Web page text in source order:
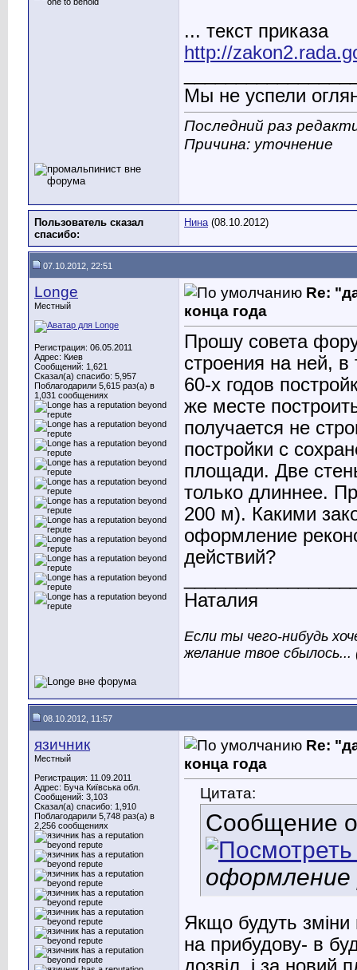
... текст приказа
http://
Мы не успели
Последний раз
Причина: уточнение
Пользователь сказал
cпасибо:
Нина(08.10.2012)
07.10.2012, 22:51
Longe
Местный
Регистрация: 06.05.2011
Адрес: Киев
Сообщений: 1,621
Сказал(а) спасибо: 5,957
Поблагодарили 5,615 раз(а) в
1,031 сообщениях
Re:
конца года
Прошу совета
строения на ней,
60-х годов
же месте
получается не
постройки с
площади. Две
только длиннее.
200 м). Какими
оформление
действий?
Наталия
Если ты чего-нибудь
желание твое сбылось...
08.10.2012, 11:57
язичник
Местный
Регистрация: 11.09.2011
Адрес: Буча Київська обл.
Сообщений: 3,103
Сказал(а) спасибо: 1,910
Поблагодарили 5,748 раз(а) в
2,256 сообщениях
Re:
конца года
Цитата:
Сообщение
оформление
Якщо будуть зміни
на прибудову- в